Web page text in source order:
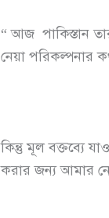
“ আজ পাকিস্তান
নেয়া পরিকল্পনার
কিন্তু মূল বক্তব্যে
করার জন্য আমার